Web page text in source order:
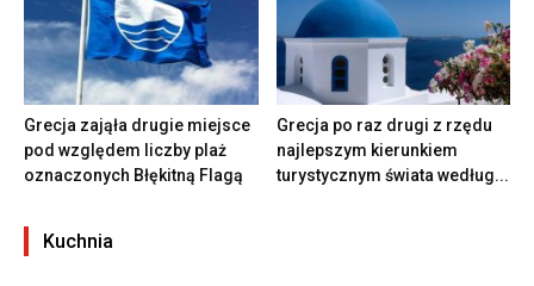
Grecja zająła drugie miejsce
pod względem liczby plaż
oznaczonych Błękitną Flagą
Grecja po raz drugi z rzędu
najlepszym kierunkiem
turystycznym świata według...
Kuchnia